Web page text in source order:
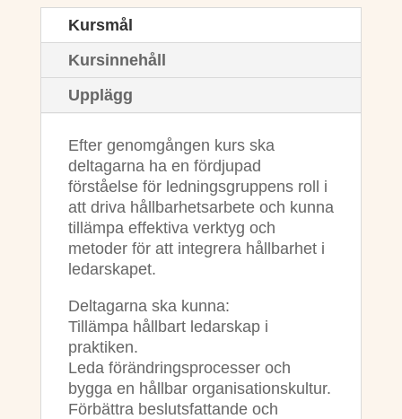
Kursmål
Kursinnehåll
Upplägg
Efter genomgången kurs ska
deltagarna ha en fördjupad
förståelse för ledningsgruppens roll i
att driva hållbarhetsarbete och kunna
tillämpa effektiva verktyg och
metoder för att integrera hållbarhet i
ledarskapet.
Deltagarna ska kunna:
Tillämpa hållbart ledarskap i
praktiken.
Leda förändringsprocesser och
bygga en hållbar organisationskultur.
Förbättra beslutsfattande och